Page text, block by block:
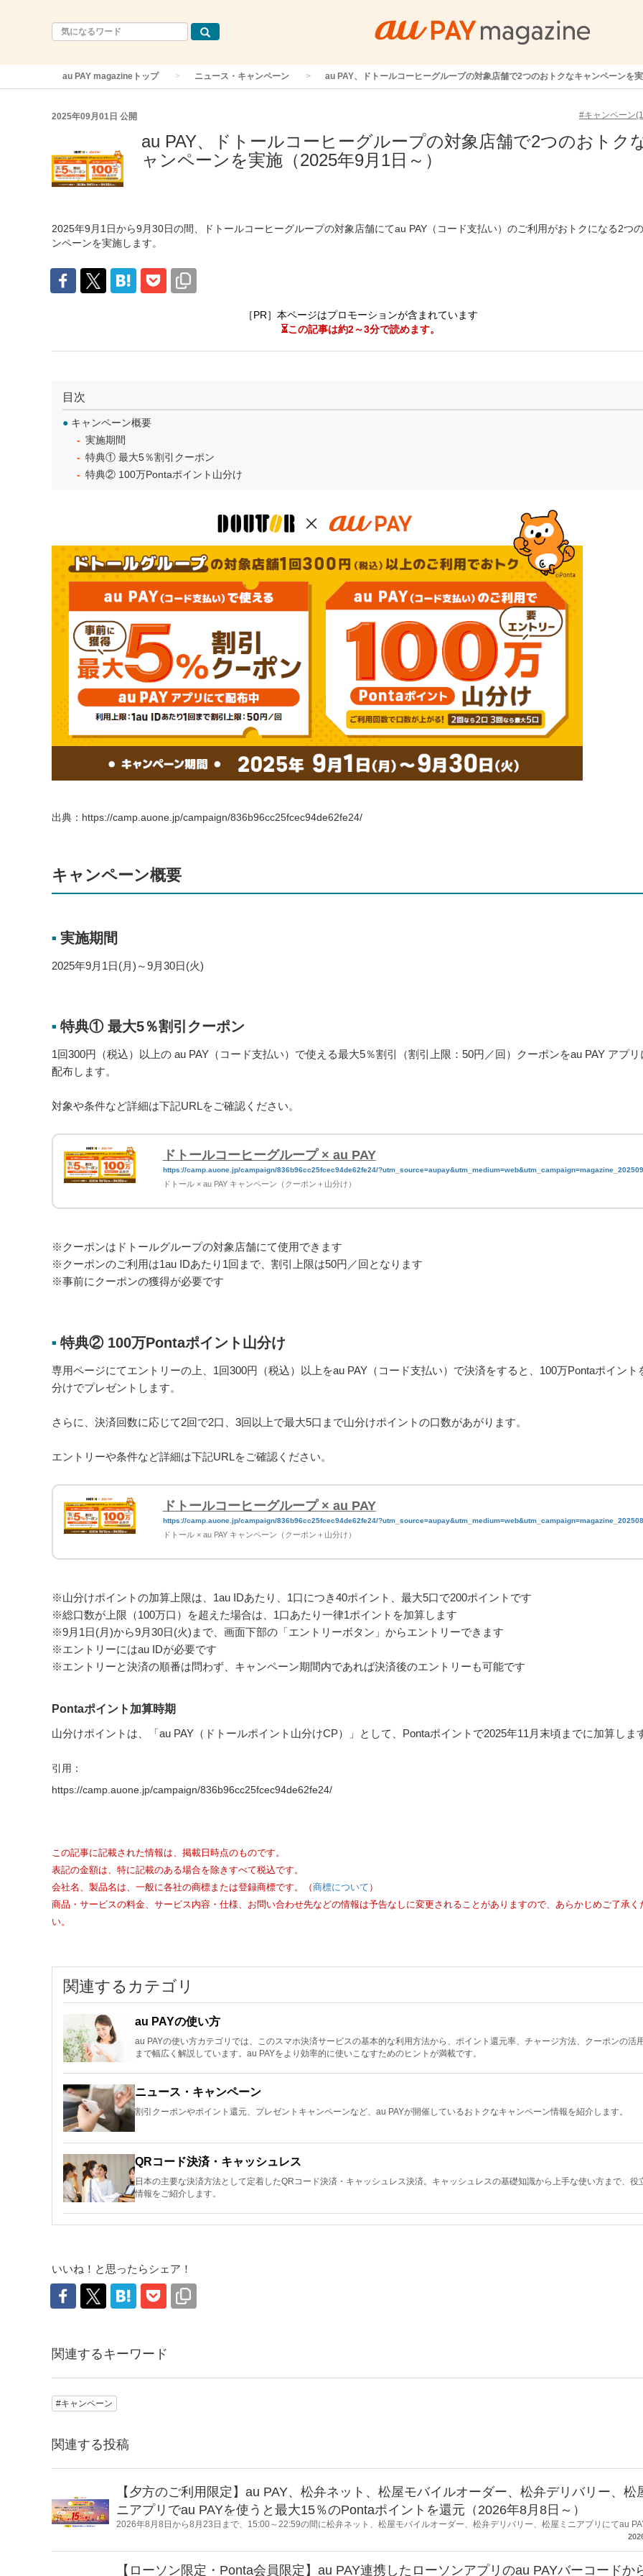
au PAY magazineトップ ニュース・キャンペーン au PAY、ドトールコーヒーグループの対象店舗で2つのおトクなキャンペーンを
2025年09月01日 公開 #キャンペーン
au PAY、ドトールコーヒーグループの対象店舗で2つのおトク
ャンペーンを実施（2025年9月1日～）
2025年9月1日から9月30日の間、ドトールコーヒーグループの対象店舗にてau PAY（コード支払い）のご利用がおトクになる2つ
ンペーンを実施します。
［PR］本ページはプロモーションが含まれています
⏳この記事は約2～3分で読めます。
目次
● キャンペーン概要
実施期間
特典① 最大5％割引クーポン
特典② 100万Pontaポイント山分け
出典：https://camp.auone.jp/campaign/836b96cc25fcec94de62fe24/
キャンペーン概要
■ 実施期間
2025年9月1日(月)～9月30日(火)
■ 特典① 最大5％割引クーポン
1回300円（税込）以上の au PAY（コード支払い）で使える最大5％割引（割引上限：50円／回）クーポンをau PAY アプリ
配布します。
対象や条件など詳細は下記URLをご確認ください。
ドトールコーヒーグループ × au PAY
https://camp.auone.jp/campaign/836b96cc25fcec94de62fe24/
20251130
ドトール × au PAY キャンペーン（クーポン＋山分け）
※クーポンはドトールグループの対象店舗にて使用できます
※クーポンのご利用は1au IDあたり1回まで、割引上限は50円／回となります
※事前にクーポンの獲得が必要です
■ 特典② 100万Pontaポイント山分け
専用ページにてエントリーの上、1回300円（税込）以上をau PAY（コード支払い）で決済をすると、100万Pontaポイント
分けでプレゼントします。
さらに、決済回数に応じて2回で2口、3回以上で最大5口まで山分けポイントの口数があがります。
エントリーや条件など詳細は下記URLをご確認ください。
ドトールコーヒーグループ × au PAY
https://camp.auone.jp/campaign/836b96cc25fcec94de62fe24/
20250817
ドトール × au PAY キャンペーン（クーポン＋山分け）
※山分けポイントの加算上限は、1au IDあたり、1口につき40ポイント、最大5口で200ポイントです
※総口数が上限（100万口）を超えた場合は、1口あたり一律1ポイントを加算します
※9月1日(月)から9月30日(火)まで、画面下部の「エントリーボタン」からエントリーできます
※エントリーにはau IDが必要です
※エントリーと決済の順番は問わず、キャンペーン期間内であれば決済後のエントリーも可能です
Pontaポイント加算時期
山分けポイントは、「au PAY（ドトールポイント山分けCP）」として、Pontaポイントで2025年11月末頃までに加算しま
引用：
https://camp.auone.jp/campaign/836b96cc25fcec94de62fe24/
この記事に記載された情報は、掲載日時点のものです。
表記の金額は、特に記載のある場合を除きすべて税込です。
会社名、製品名は、一般に各社の商標または登録商標です。（ 商標について ）
商品・サービスの料金、サービス内容・仕様、お問い合わせ先などの情報は予告なしに変更されることがありますので、あらかじめご了承く
い。
関連するカテゴリ
au PAYの使い方
au PAYの使い方カテゴリでは、このスマホ決済サービスの基本的な利用方法から、ポイント還元率、チャージ方法、クーポンの活
まで幅広く解説しています。au PAYをより効率的に使いこなすためのヒントが満載です。
ニュース・キャンペーン
割引クーポンやポイント還元、プレゼントキャンペーンなど、au PAYが開催しているおトクなキャンペーン情報を紹介します。
QRコード決済・キャッシュレス
日本の主要な決済方法として定着したQRコード決済・キャッシュレス決済。キャッシュレスの基礎知識から上手な使い方まで、役
情報をご紹介します。
いいね！と思ったらシェア！
関連するキーワード
#キャンペーン
関連する投稿
【夕方のご利用限定】au PAY、松弁ネット、松屋モバイルオーダー、松弁デリバリー、松
ニアプリでau PAYを使うと最大15％のPontaポイントを還元（2026年8月8日～）
2026年8月8日から8月23日まで、15:00～22:59の間に松弁ネット、松屋モバイルオーダー、松弁デリバリー、松屋ミニアプリにてau
【ローソン限定・Ponta会員限定】au PAY連携したローソンアプリのau PAYバーコードか